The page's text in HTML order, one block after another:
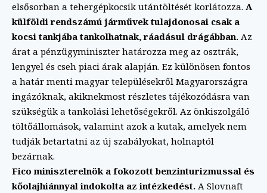
elsősorban a tehergépkocsik utántöltését korlátozza. A
külföldi rendszámú járművek tulajdonosai csak a
kocsi tankjába tankolhatnak, ráadásul drágábban. Az
árat a pénzügyminiszter határozza meg az osztrák,
lengyel és cseh piaci árak alapján. Ez különösen fontos
a határ menti magyar településekről Magyarországra
ingázóknak, akiknekmost részletes tájékozódásra van
szükségük a tankolási lehetőségekről. Az önkiszolgáló
töltőállomások, valamint azok a kutak, amelyek nem
tudják betartatni az új szabályokat, holnaptól
bezárnak.
Fico miniszterelnök a fokozott benzinturizmussal és
kőolajhiánnyal indokolta az intézkedést. A Slovnaft